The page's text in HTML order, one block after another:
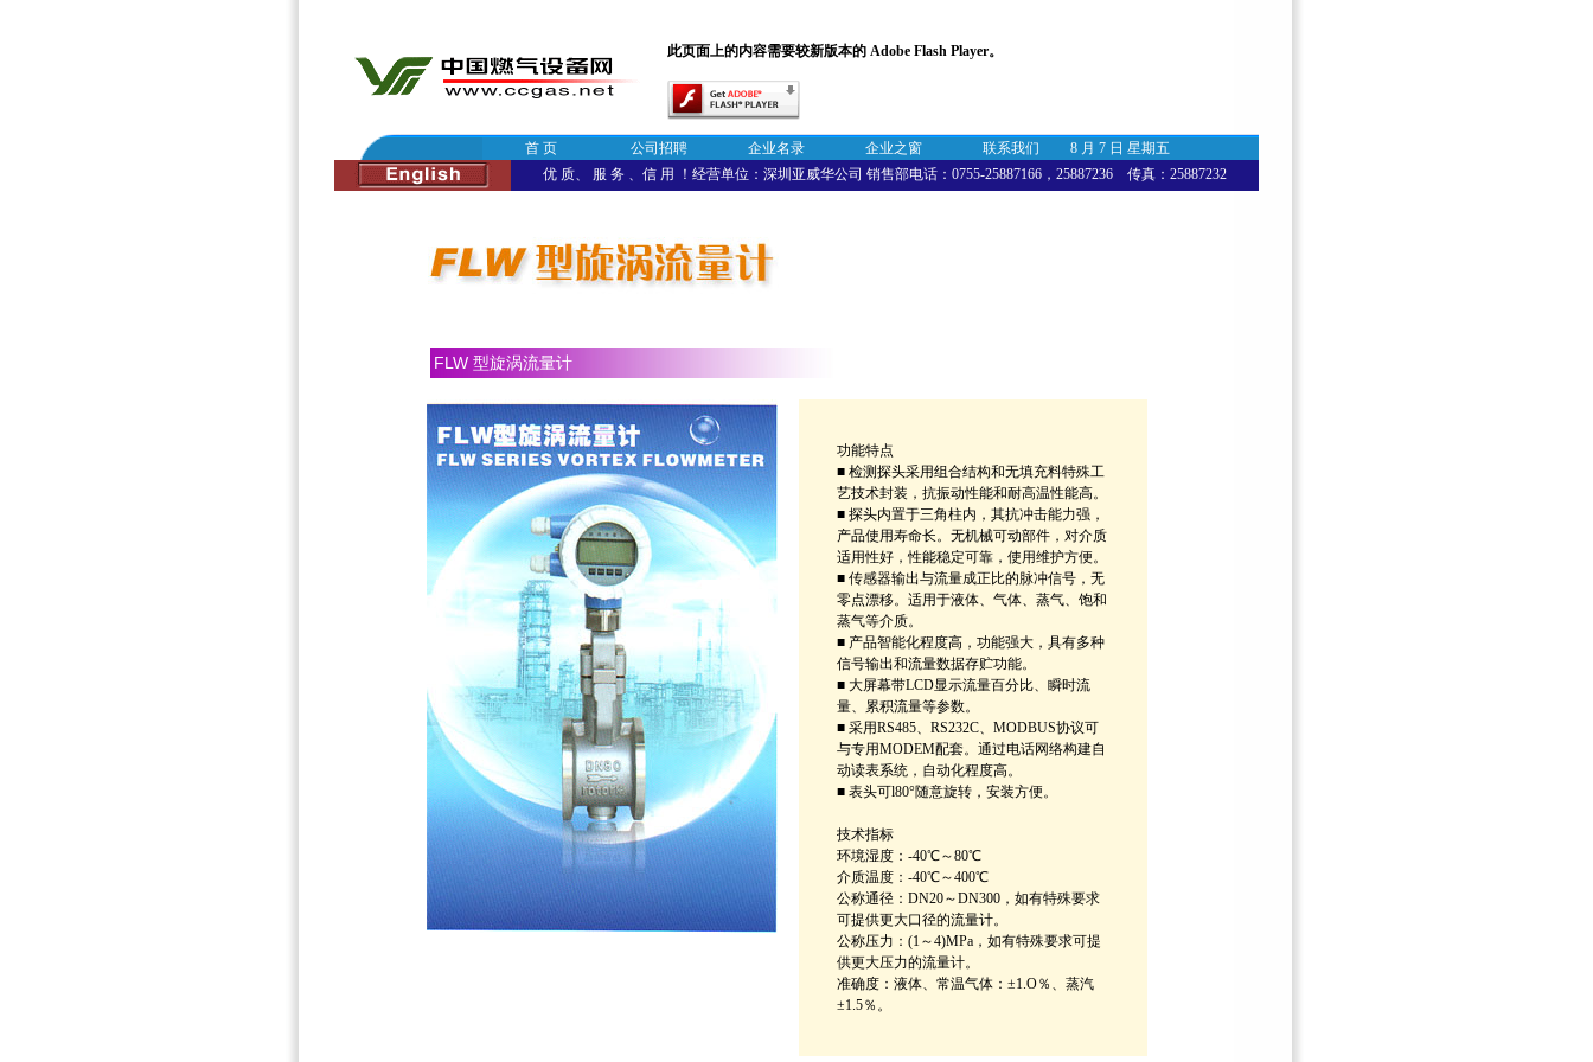
此页面上的内容需要较新版本的 Adobe Flash Player。
首 页 公司招聘 企业名录 企业之窗 联系我们
8 月 7 日 星期五
优 质、 服 务 、信 用 ！经营单位：深圳亚威华公司 销售部电话：0755-25887166，25887236 传真：25887232
FLW 型旋涡流量计
功能特点
■ 检测探头采用组合结构和无填充料特殊工
艺技术封装，抗振动性能和耐高温性能高。
■ 探头内置于三角柱内，其抗冲击能力强，
产品使用寿命长。无机械可动部件，对介质
适用性好，性能稳定可靠，使用维护方便。
■ 传感器输出与流量成正比的脉冲信号，无
零点漂移。适用于液体、气体、蒸气、饱和
蒸气等介质。
■ 产品智能化程度高，功能强大，具有多种
信号输出和流量数据存贮功能。
■ 大屏幕带LCD显示流量百分比、瞬时流
量、累积流量等参数。
■ 采用RS485、RS232C、MODBUS协议可
与专用MODEM配套。通过电话网络构建自
动读表系统，自动化程度高。
■ 表头可l80°随意旋转，安装方便。
技术指标
环境湿度：-40℃～80℃
介质温度：-40℃～400℃
公称通径：DN20～DN300，如有特殊要求
可提供更大口径的流量计。
公称压力：(1～4)MPa，如有特殊要求可提
供更大压力的流量计。
准确度：液体、常温气体：±1.O％、蒸汽
±1.5％。